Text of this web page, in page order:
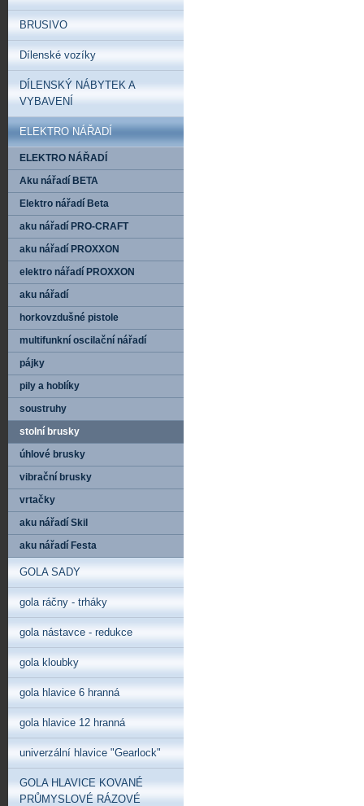
BRUSIVO
Dílenské vozíky
DÍLENSKÝ NÁBYTEK A
VYBAVENÍ
ELEKTRO NÁŘADÍ
ELEKTRO NÁŘADÍ
Aku nářadí BETA
Elektro nářadí Beta
aku nářadí PRO-CRAFT
aku nářadí PROXXON
elektro nářadí PROXXON
aku nářadí
horkovzdušné pistole
multifunkní oscilační nářadí
pájky
pily a hoblíky
soustruhy
stolní brusky
úhlové brusky
vibrační brusky
vrtačky
aku nářadí Skil
aku nářadí Festa
GOLA SADY
gola ráčny - trháky
gola nástavce - redukce
gola kloubky
gola hlavice 6 hranná
gola hlavice 12 hranná
univerzální hlavice "Gearlock"
GOLA HLAVICE KOVANÉ
PRŮMYSLOVÉ RÁZOVÉ